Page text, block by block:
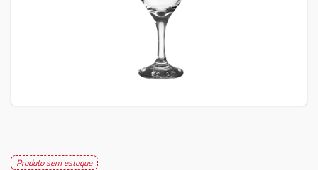
Produto sem estoque